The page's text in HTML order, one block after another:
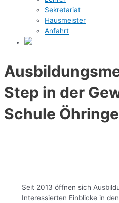
Sekretariat
Hausmeister
Anfahrt
Step in der
Schule
Seit 2013 öffnen sich
Interessierten Einblicke in